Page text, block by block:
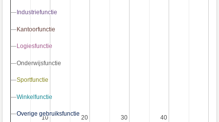
10
10 20
20 30
30 40
40
Industriefunctie
Industriefunctie
Kantoorfunctie
Kantoorfunctie
Logiesfunctie
Logiesfunctie
Onderwijsfunctie
Onderwijsfunctie
Sportfunctie
Sportfunctie
Winkelfunctie
Winkelfunctie
Overige gebruiksfunctie
Overige gebruiksfunctie